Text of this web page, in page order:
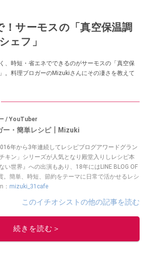
！サーモスの「真空保温調
ェフ」
、時短・省エネでできるのがサーモスの「真空保
。料理ブロガーのMizukiさんにその凄さを教えて
/ YouTuber
ー・簡単レシピ┃Mizuki
年から3年連続してレシピブログアワードグラン
キン」シリーズが人気となり殿堂入りしレシピ本
い世界』への出演もあり、18年にはLINE BLOG OF
。簡単、時短、節約をテーマに日常で活かせるレシ
： mizuki_31cafe
このイチオシストの他の記事を読む
続きを読む＞